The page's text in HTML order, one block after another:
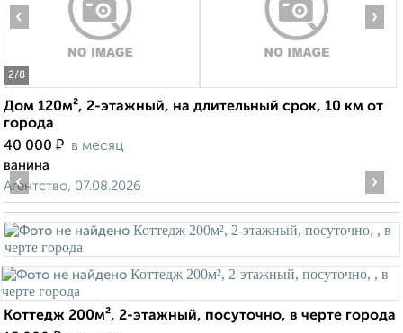
2/8
‹ ›
Дом 120м², 2-этажный, на длительный срок, 10 км от
города
40 000 ₽ в месяц
ванина
Агентство, 07.08.2026
‹ ›
Коттедж 200м², 2-этажный, посуточно, в черте города